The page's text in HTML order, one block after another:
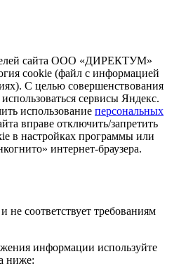
сайта ООО «ДИРЕКТУМ»
cookie (файл с информацией
С целью совершенствования
сервисы Яндекс.
использование персональных
вправе отключить/запретить
в настройках программы или
интернет-браузера.
не соответствует требованиям
информации используйте
ниже: